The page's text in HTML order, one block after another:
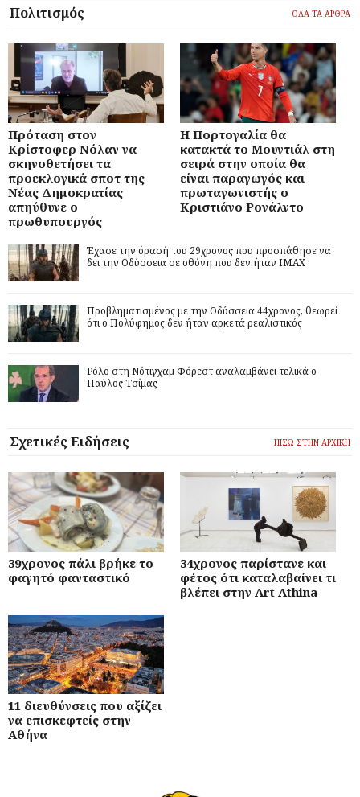
Πολιτισμός ΟΛΑ ΤΑ ΑΡΘΡΑ
Πρόταση στον
Κρίστοφερ Νόλαν να
σκηνοθετήσει τα
προεκλογικά σποτ της
Νέας Δημοκρατίας
απηύθυνε ο
πρωθυπουργός
Η Πορτογαλία θα
κατακτά το Μουντιάλ στη
σειρά στην οποία θα
είναι παραγωγός και
πρωταγωνιστής ο
Κριστιάνο Ρονάλντο
Έχασε την όρασή του 29χρονος που προσπάθησε να
δει την Οδύσσεια σε οθόνη που δεν ήταν IMAX
Προβληματισμένος με την Οδύσσεια 44χρονος, θεωρεί
ότι ο Πολύφημος δεν ήταν αρκετά ρεαλιστικός
Ρόλο στη Νότιγχαμ Φόρεστ αναλαμβάνει τελικά ο
Παύλος Τσίμας
Σχετικές Ειδήσεις ΠΙΣΩ ΣΤΗΝ ΑΡΧΙΚΗ
39χρονος πάλι βρήκε το
φαγητό φανταστικό
34χρονος παρίστανε και
φέτος ότι καταλαβαίνει τι
βλέπει στην Art Athina
11 διευθύνσεις που αξίζει
να επισκεφτείς στην
Αθήνα